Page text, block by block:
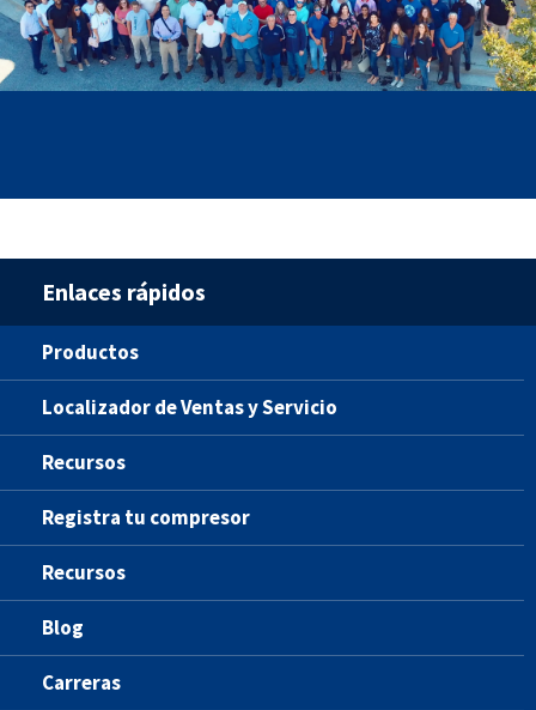
Enlaces rápidos
Productos
Localizador de Ventas y Servicio
Recursos
Registra tu compresor
Recursos
Blog
Carreras